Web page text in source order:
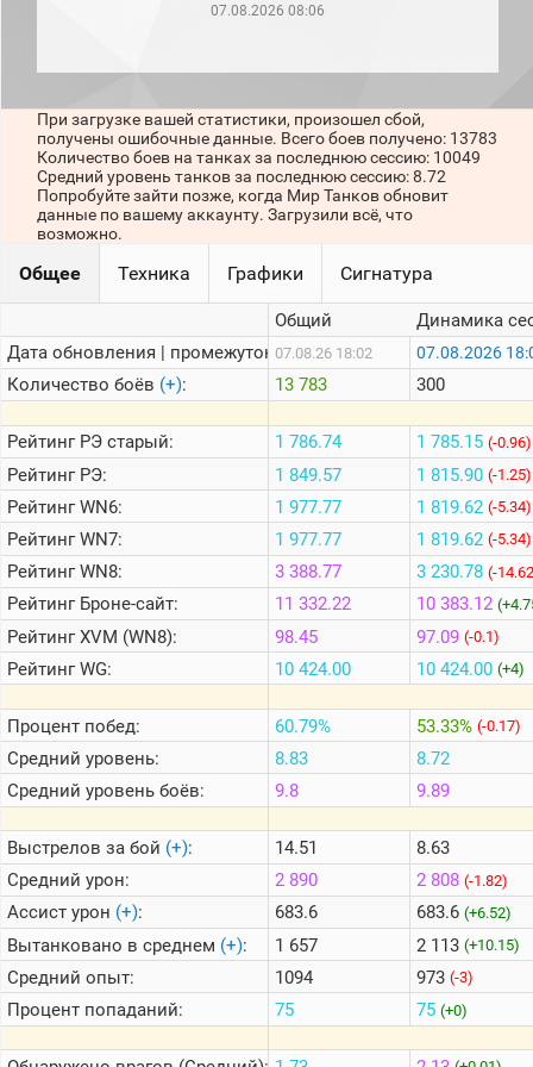
месяц)
игроков
последние
сессии)
Топ
1000
Кланы
Статистика
стримеров
Информация
Онлайн
Цветовая
шкала
Теlegram
ВК
Портал
Мира
Танков
07.08.2026 08:06
При загрузке вашей статистики, произошел сбой,
получены ошибочные данные. Всего боев получено: 13783
Количество боев на танках за последнюю сессию: 10049
Средний уровень танков за последнюю сессию: 8.72
Попробуйте зайти позже, когда Мир Танков обновит
данные по вашему аккаунту. Загрузили всё, что
возможно.
Общее Техника Графики Сигнатура
Дата обновления | промежуток:
Количество боёв (+):
РейтингРЭ старый:
РейтингРЭ:
РейтингWN6:
РейтингWN7:
РейтингWN8:
РейтингБроне-сайт:
РейтингXVM (WN8):
РейтингWG:
Процент побед:
Средний уровень:
Средний уровень боёв:
Выстрелов за бой (+):
Средний урон:
Ассист урон (+):
Вытанковано в среднем (+):
Средний опыт:
Процент попаданий:
Общий
07.08.26 18:02
13 783
1 786.74
1 849.57
1 977.77
1 977.77
3 388.77
11 332.22
98.45
10 424.00
60.79%
8.83
9.8
14.51
2 890
683.6
1 657
1094
75
Динамика
07.08.2026
300
1 785.15 (-0.96)
1 815.90 (-1.25)
1 819.62 (-5.34)
1 819.62 (-5.34)
3 230.78 (-
10 383.12
97.09 (-0.1)
10 424.00 (+4)
53.33% (-0.17)
8.72
9.89
8.63
2 808 (-1.82)
683.6 (+6.52)
2 113 (+10.15)
973 (-3)
75 (+0)